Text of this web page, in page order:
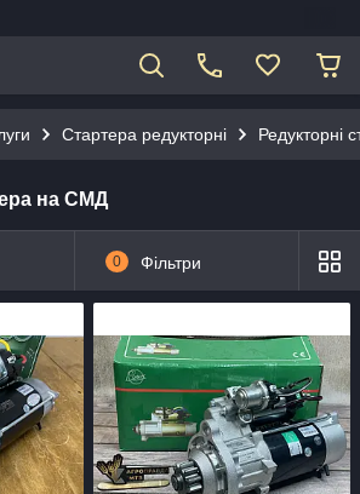
Стартера редукторні Редукторні
на СМД
0 Фільтри